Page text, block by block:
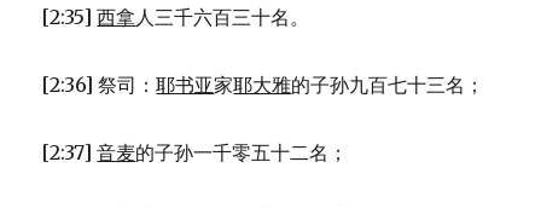
[2:35]西拿人三千六百三十名。
[2:36] 祭司：耶书亚家耶大雅的子孙九百七十三名；
[2:37]音麦的子孙一千零五十二名；